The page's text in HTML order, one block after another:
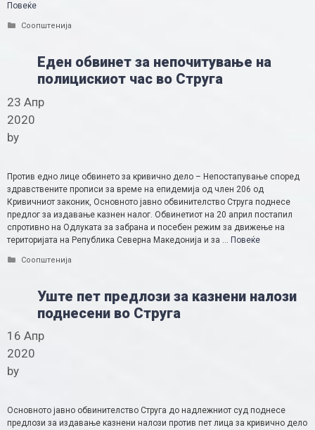
Повеќе
Categories
Соопштенија
Еден обвинет за непочитување на
полицискиот час во Струга
23 Апр
2020
by
Против едно лице обвинето за кривично дело – Непостапување според
здравствените прописи за време на епидемија од член 206 од
Кривичниот законик, Основното јавно обвинителство Струга поднесе
предлог за издавање казнен налог. Обвинетиот на 20 април постапил
спротивно на Одлуката за забрана и посебен режим за движење на
територијата на Република Северна Македонија и за … Повеќе
Categories
Соопштенија
Уште пет предлози за казнени налози
поднесени во Струга
16 Апр
2020
by
Основното јавно обвинителство Струга до надлежниот суд поднесе
предлози за издавање казнени налози против пет лица за кривично дело